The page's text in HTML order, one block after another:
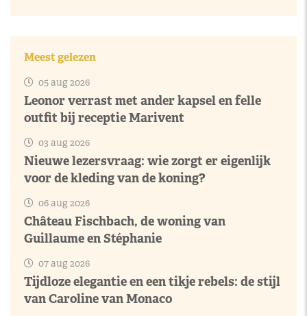
Meest gelezen
05 aug 2026
Leonor verrast met ander kapsel en felle
outfit bij receptie Marivent
03 aug 2026
Nieuwe lezersvraag: wie zorgt er eigenlijk
voor de kleding van de koning?
06 aug 2026
Château Fischbach, de woning van
Guillaume en Stéphanie
07 aug 2026
Tijdloze elegantie en een tikje rebels: de stijl
van Caroline van Monaco